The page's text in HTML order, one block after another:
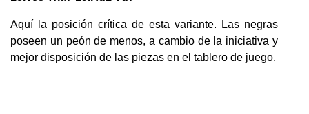
Aquí la posición crítica de esta variante. Las negras
poseen un peón de menos, a cambio de la iniciativa y
mejor disposición de las piezas en el tablero de juego.